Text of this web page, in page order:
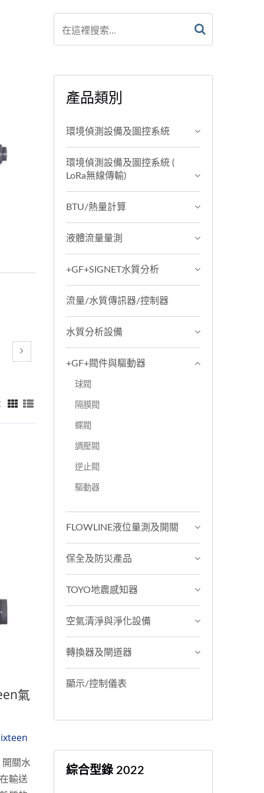
氣
開關水
輸送
產品類別
環境偵測設備及圖控系統
環境偵測設備及圖控系統 (
LoRa無線傳輸)
BTU/熱量計算
液體流量量測
+GF+SIGNET水質分析
流量/水質傳訊器/控制器
水質分析設備
+GF+閥件與驅動器
球閥
隔膜閥
蝶閥
調壓閥
逆止閥
驅動器
FLOWLINE液位量測及開關
保全及防災產品
TOYO地震感知器
空氣清淨與淨化設備
轉換器及閘道器
顯示/控制儀表
綜合型錄 2022